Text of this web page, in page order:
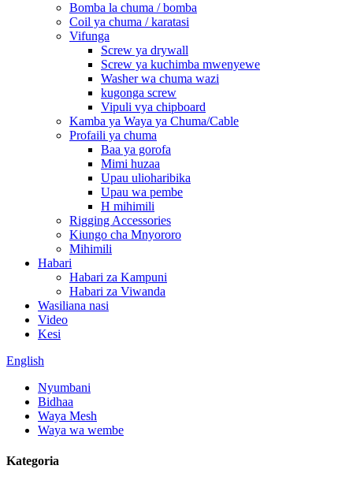
Bomba la chuma / bomba
Coil ya chuma / karatasi
Vifunga
Screw ya drywall
Screw ya kuchimba mwenyewe
Washer wa chuma wazi
kugonga screw
Vipuli vya chipboard
Kamba ya Waya ya Chuma/Cable
Profaili ya chuma
Baa ya gorofa
Mimi huzaa
Upau ulioharibika
Upau wa pembe
H mihimili
Rigging Accessories
Kiungo cha Mnyororo
Mihimili
Habari
Habari za Kampuni
Habari za Viwanda
Wasiliana nasi
Video
Kesi
English
Nyumbani
Bidhaa
Waya Mesh
Waya wa wembe
Kategoria